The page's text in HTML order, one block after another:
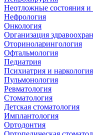
Неотложные состояния и
Нефрология
Онкология
Организация
Оториноларингология
Офтальмология
Педиатрия
Психиатрия и наркология
Пульмонология
Ревматология
Стоматология
Детская стоматология
Имплантология
Ортодонтия